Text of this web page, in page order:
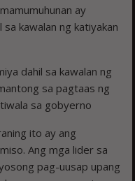
ay
kawalan ng katiyakan
dahil sa kawalan ng
sa pagtaas ng
sa gobyerno
ito ay ang
Ang mga lider sa
pag-uusap upang